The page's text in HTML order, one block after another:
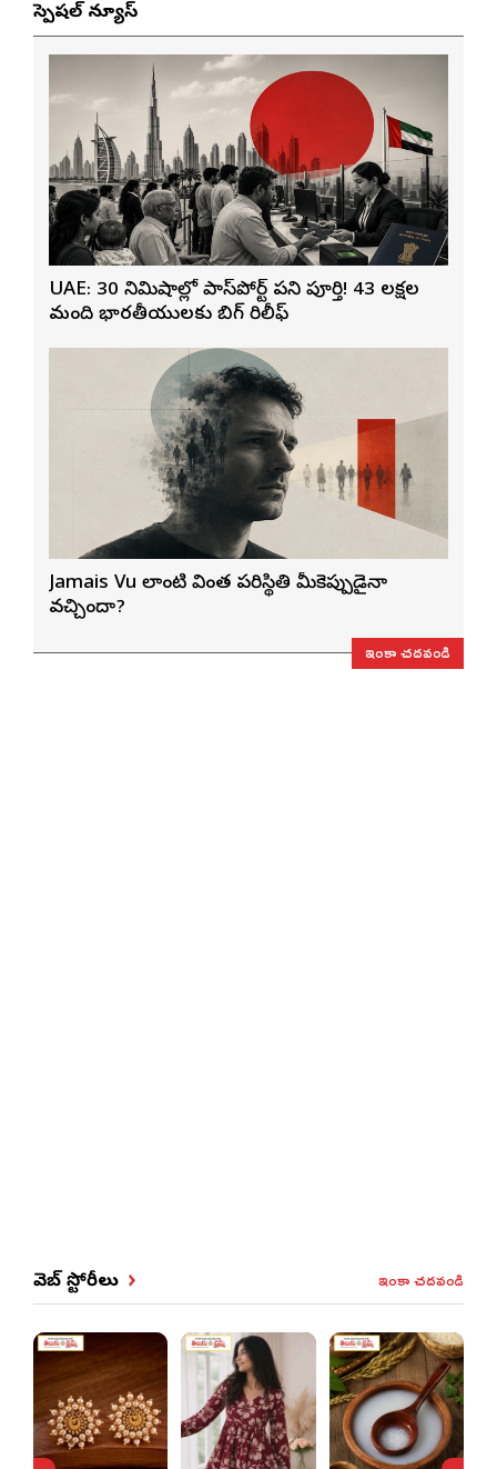
స్పెషల్ న్యూస్
UAE: 30 నిమిషాల్లో పాస్‌పోర్ట్ పని పూర్తి! 43 లక్షల
మంది భారతీయులకు బిగ్ రిలీఫ్
Jamais Vu లాంటి వింత పరిస్థితి మీకెప్పుడైనా
వచ్చిందా?
ఇంకా చదవండి
వెబ్ స్టోరీలు ఇంకా చదవండి